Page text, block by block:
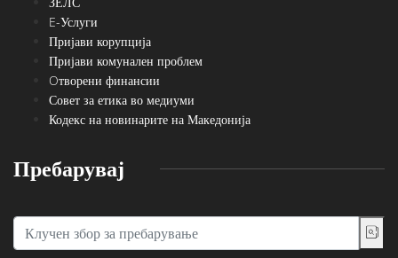
E-Услуги
Пријави корупција
Пријави комунален проблем
Oтворени финансии
Совет за етика во медиуми
Кодекс на новинарите на Македонија
Пребарувај